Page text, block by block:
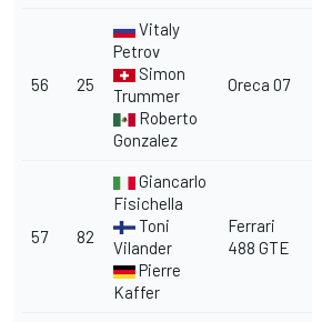
56 25
Vitaly
Petrov
Simon
Trummer
Roberto
Gonzalez
Oreca 07
57 82
Giancarlo
Fisichella
Toni
Vilander
Pierre
Kaffer
Ferrari
488 GTE